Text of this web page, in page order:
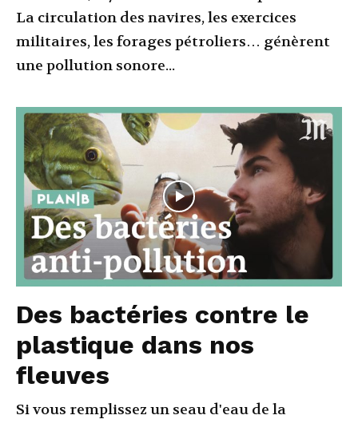
La circulation des navires, les exercices
militaires, les forages pétroliers… génèrent
une pollution sonore...
Des bactéries contre le
plastique dans nos
fleuves
Si vous remplissez un seau d'eau de la